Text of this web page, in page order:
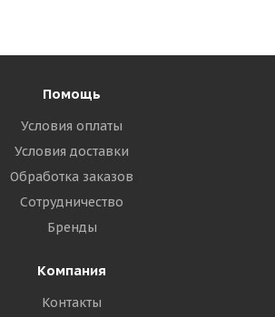
Помощь
Условия оплаты
Условия доставки
Обработка заказов
Сотрудничество
Бренды
Компания
Контакты